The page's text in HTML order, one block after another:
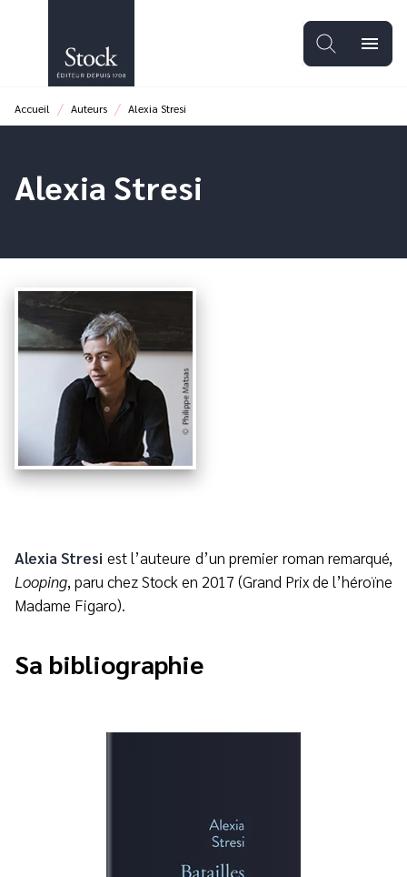
PIED DE PAGE
menu
Accueil / Auteurs / Alexia Stresi
Alexia Stresi
Alexia Stresi est l’auteure d’un premier roman remarqué,
Looping, paru chez Stock en 2017 (Grand Prix de l’héroïne
Madame Figaro).
Sa bibliographie